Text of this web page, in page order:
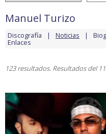
Manuel Turizo
Discografía Noticias
Enlaces
123 resultados. Resultados del